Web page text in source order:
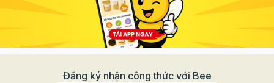
Đăng ký nhận công thức với Bee